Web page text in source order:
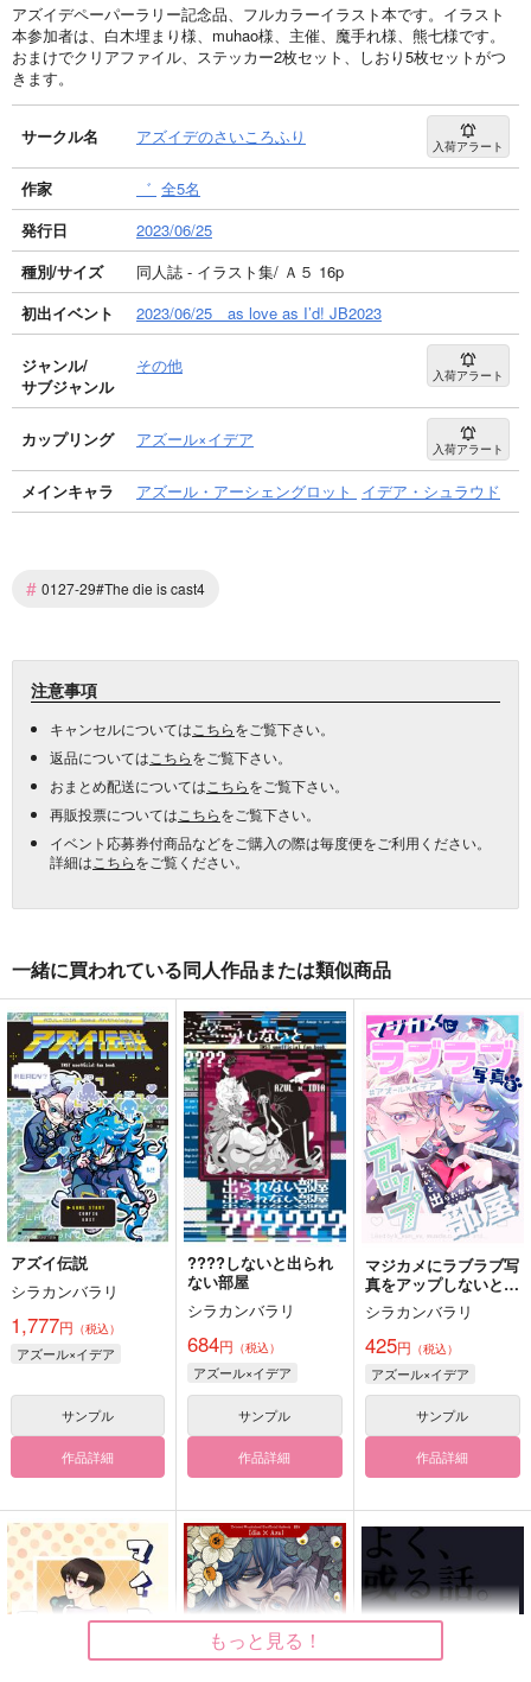
アズイデペーパーラリー記念品、フルカラーイラスト本です。イラスト
本参加者は、白木埋まり様、muhao様、主催、魔手れ様、熊七様です。
おまけでクリアファイル、ステッカー2枚セット、しおり5枚セットがつ
きます。
サークル名 アズイデのさいころふり 入荷アラート
作家 ゛ 全5名
発行日
2023/06/25
種別/サイズ
同人誌 - イラスト集/ Ａ５ 16p
初出イベント
2023/06/25 as love as I’d! JB2023
ジャンル/
サブジャンル
その他 入荷アラート
カップリング アズール×イデア 入荷アラート
メインキャラ アズール・アーシェングロット イデア・シュラウド
# 0127-29#The die is cast4
注意事項
キャンセルについては こちらをご覧下さい。
返品については こちらをご覧下さい。
おまとめ配送については こちらをご覧下さい。
再販投票については こちらをご覧下さい。
イベント応募券付商品などをご購入の際は毎度便をご利用ください。
詳細は こちらをご覧ください。
一緒に買われている同人作品または類似商品
アズイ伝説
シラカンバラリ
1,777円 （税込）
アズール×イデア
サンプル
作品詳細
????しないと出られ
ない部屋
シラカンバラリ
684円 （税込）
アズール×イデア
サンプル
作品詳細
マジカメにラブラブ写
真をアップしないと出
られない部屋
シラカンバラリ
425円 （税込）
アズール×イデア
サンプル
作品詳細
もっと見る！